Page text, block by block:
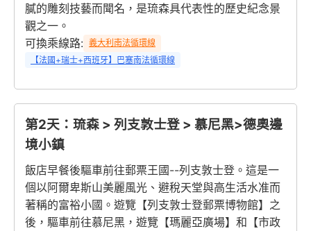
膩的雕刻技藝而聞名，是琉森具代表性的歷史紀念景
觀之一。
可換乘線路: 義大利南法循環線
【法國+瑞士+西班牙】巴塞南法循環線
第2天：琉森 > 列支敦士登 > 慕尼黑>德奧邊
境小鎮
飯店早餐後驅車前往郵票王國--列支敦士登。這是一
個以阿爾卑斯山美麗風光、避稅天堂與高生活水准而
著稱的富裕小國。遊覽【列支敦士登郵票博物館】之
後，驅車前往慕尼黑，遊覽【瑪麗亞廣場】和【市政